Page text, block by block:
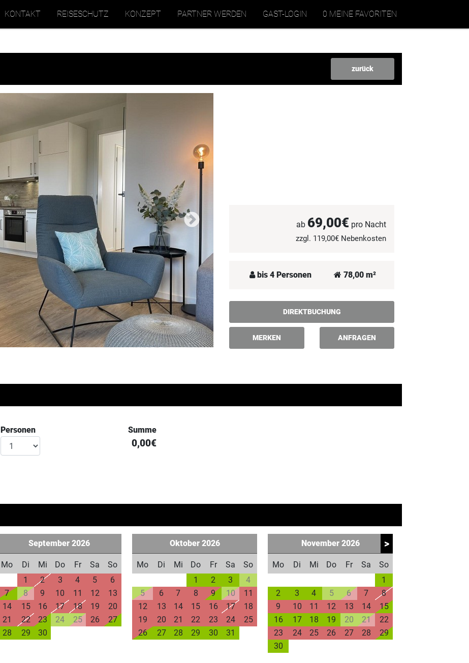
KONTAKT REISESCHUTZ KONZEPT PARTNER WERDEN GAST-LOGIN 0 MEINE FAVORITEN
zurück
ab 69,00€ pro Nacht
zzgl. 119,00€ Nebenkosten
bis 4 Personen 78,00 m²
DIREKTBUCHUNG
MERKEN ANFRAGEN
Personen Summe
0,00€
September 2026
Mo Di Mi Do Fr Sa
So
1
2 3 4 5
6
7
8 9 10 11 12
13
14
15 16 17 18 19
20
21
22 23 24 25 26
27
28
29 30
Oktober 2026
Mo Di Mi Do Fr Sa
So
1
2 3
4
5
6 7 8 9 10
11
12
13 14 15 16 17
18
19
20 21 22 23 24
25
26
27 28 29 30 31
November 2026
Mo Di Mi Do Fr Sa
So
1
2
3 4 5 6 7
8
9
10 11 12 13 14
15
16
17 18 19 20 21
22
23
24 25 26 27 28
29
30
>